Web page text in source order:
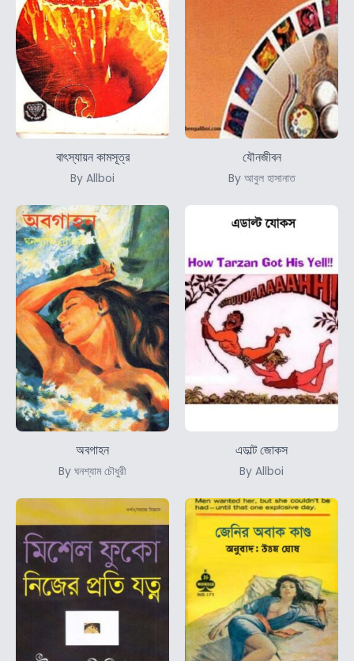
বাৎস্যায়ন কামসূত্র
By Allboi
যৌনজীবন
By আবুল হাসানাত
অবগাহন
By ঘনশ্যাম চৌধুরী
এডাল্ট জোকস
By Allboi